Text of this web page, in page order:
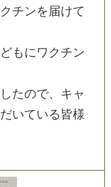
クチンを届けて
ども にワ クチン
したので、 キ ャ
だいている皆様